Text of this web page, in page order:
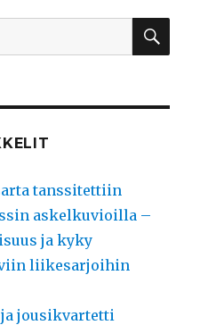
tanssitettiin
askelkuvioilla –
ja kyky
liikesarjoihin
ja jousikvartetti